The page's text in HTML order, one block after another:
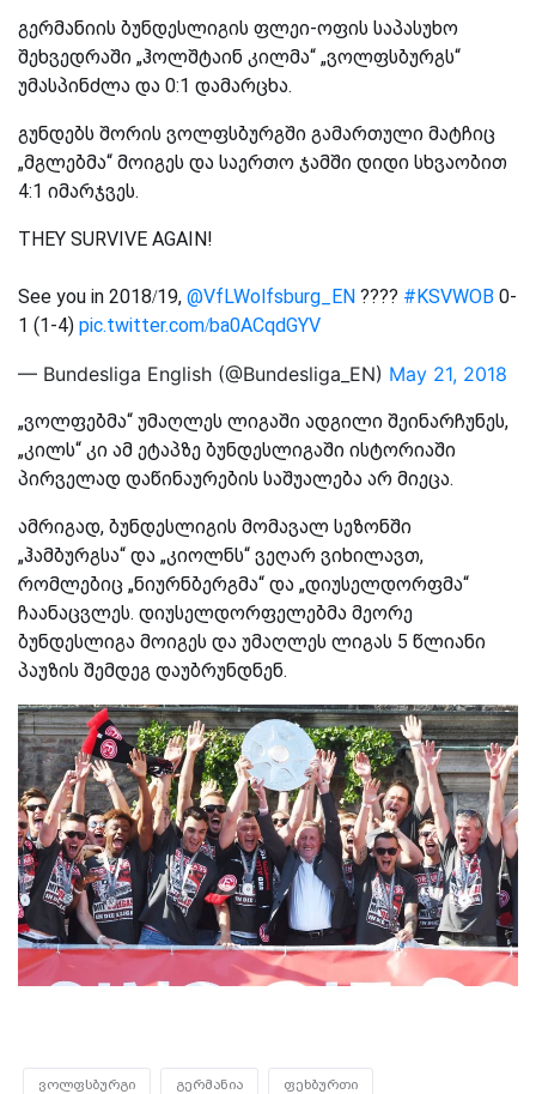
გერმანიის ბუნდესლიგის ფლეი-ოფის საპასუხო
შეხვედრაში „ჰოლშტაინ კილმა“ „ვოლფსბურგს“
უმასპინძლა და 0:1 დამარცხა.
გუნდებს შორის ვოლფსბურგში გამართული მატჩიც
„მგლებმა“ მოიგეს და საერთო ჯამში დიდი სხვაობით
4:1 იმარჯვეს.
THEY SURVIVE AGAIN!
See you in 2018/19, @VfLWolfsburg_EN ???? #KSVWOB 0-
1 (1-4) pic.twitter.com/ba0ACqdGYV
— Bundesliga English (@Bundesliga_EN) May 21, 2018
„ვოლფებმა“ უმაღლეს ლიგაში ადგილი შეინარჩუნეს,
„კილს“ კი ამ ეტაპზე ბუნდესლიგაში ისტორიაში
პირველად დაწინაურების საშუალება არ მიეცა.
ამრიგად, ბუნდესლიგის მომავალ სეზონში
„ჰამბურგსა“ და „კიოლნს“ ვეღარ ვიხილავთ,
რომლებიც „ნიურნბერგმა“ და „დიუსელდორფმა“
ჩაანაცვლეს. დიუსელდორფელებმა მეორე
ბუნდესლიგა მოიგეს და უმაღლეს ლიგას 5 წლიანი
პაუზის შემდეგ დაუბრუნდნენ.
ვოლფსბურგი გერმანია ფეხბურთი